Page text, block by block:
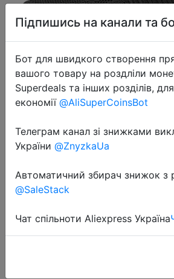
2023-09-26
Baasploa 2023 New
Comfortable Knit
Breathable Fashion
Підпишись на канали та
Бот для швидкого створення
вашого товару на роздліли
Superdeals та інших розділів,
економії @AliSuperCoinsBot
Телеграм канал зі знижками
України @ZnyzkaUa
Автоматичний збирач знижок з
@SaleStack
Чат спільноти Aliexpress Україна